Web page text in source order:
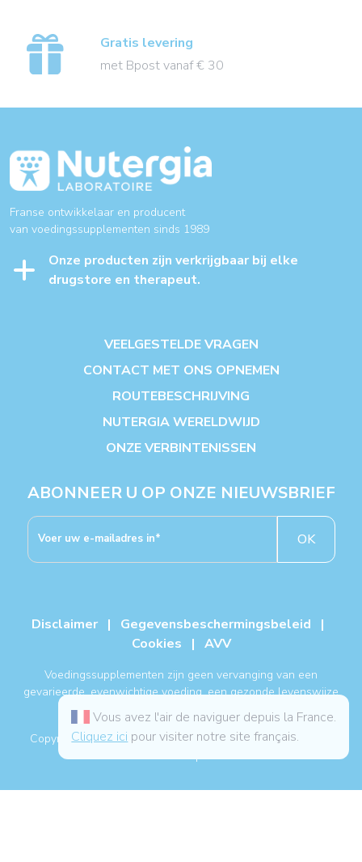
Gratis levering
met Bpost vanaf € 30
Vous avez l'air de naviguer depuis la France.
Cliquez ici pour visiter notre site français.
Franse ontwikkelaar en producent
van voedingssupplementen sinds 1989
Onze producten zijn verkrijgbaar bij elke
drugstore en therapeut.
VEELGESTELDE VRAGEN
CONTACT MET ONS OPNEMEN
ROUTEBESCHRIJVING
NUTERGIA WERELDWIJD
ONZE VERBINTENISSEN
ABONNEER U OP ONZE NIEUWSBRIEF
OK
Disclaimer | Gegevensbeschermingsbeleid
|
Cookies
| AVV
Voedingssupplementen zijn geen vervanging van een
gevarieerde, evenwichtige voeding, een gezonde levenswijze
en een medische behandeling.
Copyright NUTERGIA® 2026, alle rechten voorbehouden. -
Sitemap